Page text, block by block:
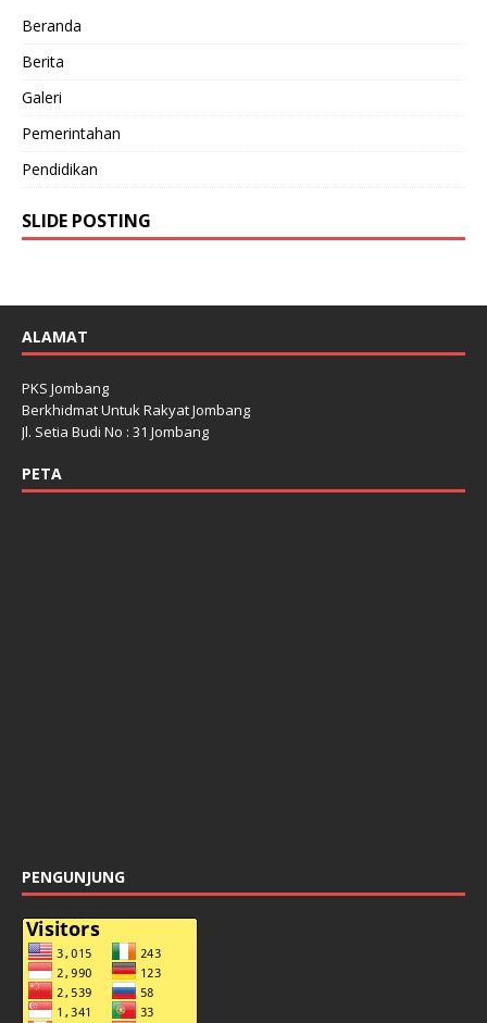
Beranda
Berita
Galeri
Pemerintahan
Pendidikan
SLIDE POSTING
ALAMAT
PKS Jombang
Berkhidmat Untuk Rakyat Jombang
Jl. Setia Budi No : 31 Jombang
PETA
PENGUNJUNG